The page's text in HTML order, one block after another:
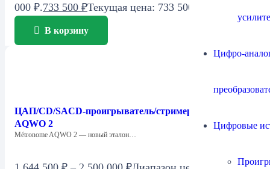
Цифро-
Цифровые
000 ₽.733 500 ₽Текущая цена: 733 500 ₽.
В корзину
ЦАП/CD/SACD-проигрыватель/стример Métronome
AQWO 2
Métronome AQWO 2 — новый эталон…